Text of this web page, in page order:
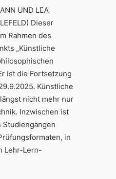
UND LEA
Dieser
Rahmen des
„Künstliche
ist die Fortsetzung
Künstliche
nicht mehr nur
Inzwischen ist
Studiengängen
in
Lehr-Lern-